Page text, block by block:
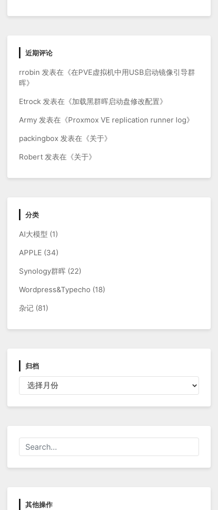
近期评论
rrobin 发表在《在PVE虚拟机中用USB启动镜像引导群
晖》
Etrock 发表在《加载黑群晖启动盘修改配置》
Army 发表在《Proxmox VE replication runner log》
packingbox 发表在《关于》
Robert 发表在《关于》
分类
AI大模型 (1)
APPLE (34)
Synology群晖 (22)
Wordpress&Typecho (18)
杂记 (81)
归档
档
其他操作